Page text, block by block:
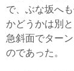
で、ぶな坂へ
かどうかは別
急斜面でター
のであった。